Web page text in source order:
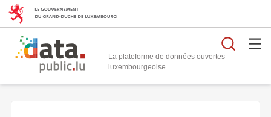
La plateforme de données ouvertes